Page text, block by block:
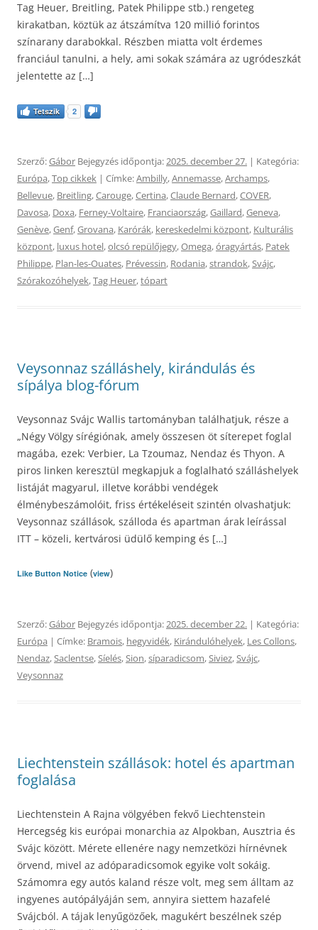
Tag Heuer, Breitling, Patek Philippe stb.) rengeteg
kirakatban, köztük az átszámítva 120 millió forintos
színarany darabokkal. Részben miatta volt érdemes
franciául tanulni, a hely, ami sokak számára az ugródeszkát
jelentette az […]
Tetszik 2
Szerző:Gábor Bejegyzés időpontja:2025. december 27. | Kategória:
Európa,Top cikkek | Címke:Ambilly,Annemasse,Archamps,
Bellevue, Breitling,Carouge,Certina,Claude Bernard,COVER,
Davosa, Doxa, Ferney-Voltaire, Franciaország,Gaillard,Geneva,
Genève,Genf,Grovana, Karórák, kereskedelmi központ, Kulturális
központ, luxus hotel,olcsó repülőjegy,Omega,óragyártás, Patek
Philippe, Plan-les-Ouates, Prévessin, Rodania,strandok,Svájc,
Szórakozóhelyek,Tag Heuer,tópart
Veysonnaz szálláshely, kirándulás és
sípálya blog-fórum
Veysonnaz Svájc Wallis tartományban találhatjuk, része a
„Négy Völgy sírégiónak, amely összesen öt síterepet foglal
magába, ezek: Verbier, La Tzoumaz, Nendaz és Thyon. A
piros linken keresztül megkapjuk a foglalható szálláshelyek
listáját magyarul, illetve korábbi vendégek
élménybeszámolóit, friss értékeléseit szintén olvashatjuk:
Veysonnaz szállások, szálloda és apartman árak leírással
ITT – közeli, kertvárosi üdülő kemping és […]
Like Button Notice (view)
Szerző:Gábor Bejegyzés időpontja:2025. december 22. | Kategória:
Európa | Címke: Bramois, hegyvidék, Kirándulóhelyek, Les Collons,
Nendaz,Saclentse,Síelés,Sion,síparadicsom,Siviez,Svájc,
Veysonnaz
Liechtenstein szállások: hotel és apartman
foglalása
Liechtenstein A Rajna völgyében fekvő Liechtenstein
Hercegség kis európai monarchia az Alpokban, Ausztria és
Svájc között. Mérete ellenére nagy nemzetközi hírnévnek
örvend, mivel az adóparadicsomok egyike volt sokáig.
Számomra egy autós kaland része volt, meg sem álltam az
ingyenes autópályáján sem, annyira siettem hazafelé
Svájcból. A tájak lenyűgözőek, magukért beszélnek szép